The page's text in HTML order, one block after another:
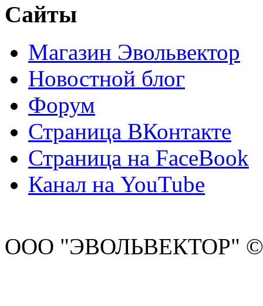
Сайты
Магазин Эвольвектор
Новостной блог
Форум
Страница ВКонтакте
Страница на FaceBook
Канал на YouTube
ООО "ЭВОЛЬВЕКТОР" ©